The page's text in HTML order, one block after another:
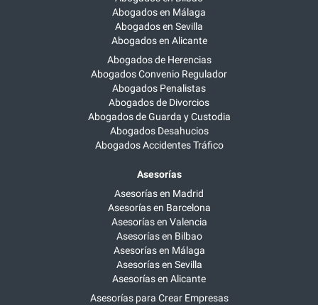
Abogados en Málaga
Abogados en Sevilla
Abogados en Alicante
Abogados de Herencias
Abogados Convenio Regulador
Abogados Penalistas
Abogados de Divorcios
Abogados de Guarda y Custodia
Abogados Desahucios
Abogados Accidentes Tráfico
Asesorías
Asesorías en Madrid
Asesorías en Barcelona
Asesorías en Valencia
Asesorías en Bilbao
Asesorías en Málaga
Asesorías en Sevilla
Asesorías en Alicante
Asesorías para Crear Empresas